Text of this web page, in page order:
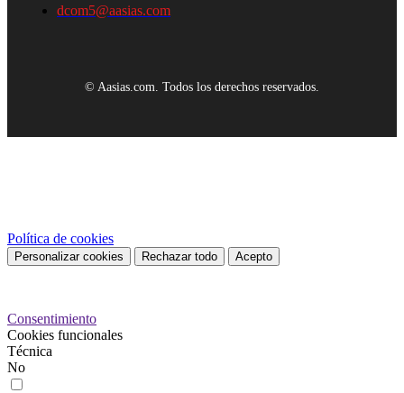
dcom5@aasias.com
© Aasias.com. Todos los derechos reservados.
Política de cookies
Personalizar cookies Rechazar todo Acepto
Consentimiento
Cookies funcionales
Técnica
No